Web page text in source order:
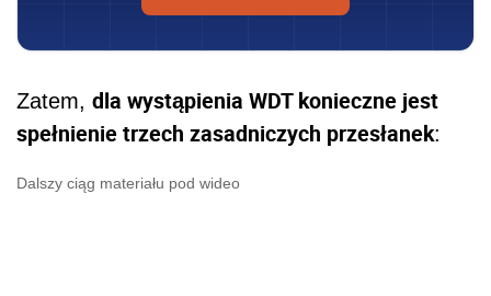
Zatem, dla wystąpienia WDT konieczne jest
spełnienie trzech zasadniczych przesłanek:
Dalszy ciąg materiału pod wideo